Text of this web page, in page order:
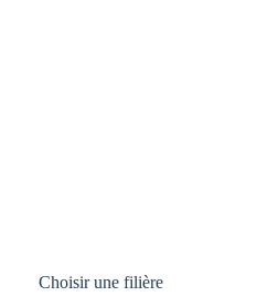
Choisir une filière